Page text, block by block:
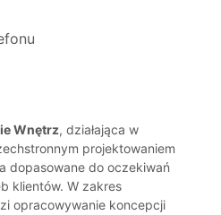
Wnętrz, działająca w
projektowaniem
dopasowane do oczekiwań
klientów. W zakres
opracowywanie koncepcji